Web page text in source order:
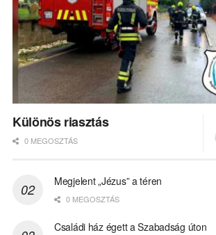
Különös riasztás
0 MEGOSZTÁS
Megjelent „Jézus” a téren
0 MEGOSZTÁS
Családi ház égett a Szabadság úton